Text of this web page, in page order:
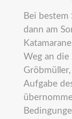
Bei
dann am
Weg an
Aufgabe